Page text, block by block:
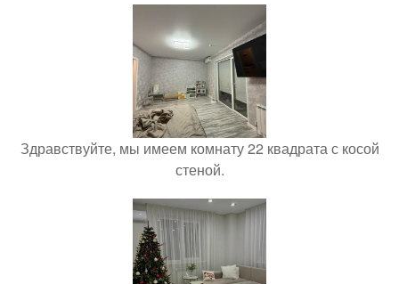
Здравствуйте, мы имеем комнату 22 квадрата с косой
стеной.